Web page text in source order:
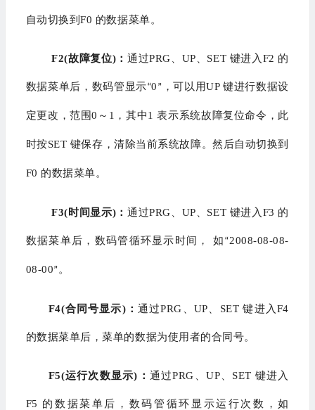
自动切换到F0 的数据菜单。
F2(故障复位)： 通过PRG、UP、SET 键进入F2 的
数据菜单后，数码管显示“0 ” ，可以用UP 键进行数据设
定更改，范围0～1，其中1 表示系统故障复位命令，此
时按SET 键保存，清除当前系统故障。然后自动切换到
F0 的数据菜单。
F3(时间显示)： 通过PRG、UP、SET 键进入F3 的
数据菜单后，数码管循环显示时间， 如 “ 2008-08-08-
08-00” 。
F4(合同号显示)： 通过PRG、UP、SET 键进入F4
的数据菜单后，菜单的数据为使用者的合同号。
F5(运行次数显示)： 通过PRG、UP、SET 键进入
F5 的数据菜单后，数码管循环显示运行次数，如